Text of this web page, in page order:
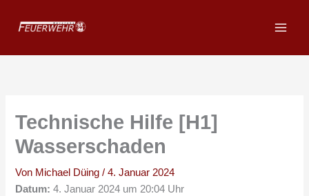
Inhalt
Technische Hilfe [H1]
Wasserschaden
Von Michael Düing/4. Januar 2024
Datum: 4. Januar 2024 um 20:04 Uhr